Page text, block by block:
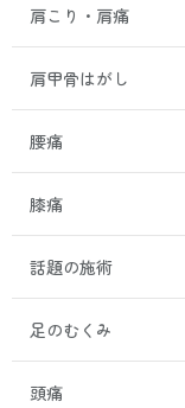
肩こり・肩痛
肩甲骨はがし
腰痛
膝痛
話題の施術
足のむくみ
頭痛